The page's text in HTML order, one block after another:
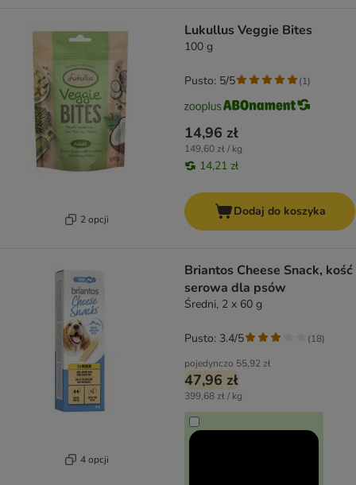
2 opcji
Lukullus Veggie Bites
100 g
14,96 zł
149,60 zł / kg
14,21 zł
Pusto: 5/5 (1)
Dodaj do koszyka
4 opcji
Briantos Cheese Snack, kość
serowa dla psów
Średni, 2 x 60 g
pojedynczo 55,92 zł
47,96 zł
399,68 zł / kg
Pusto: 3.4/5 (18)